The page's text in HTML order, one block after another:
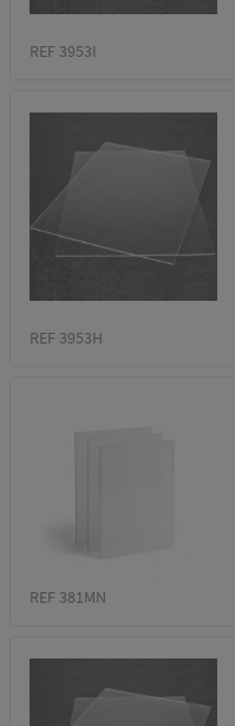
REF 3953I
REF 3953H
REF 381MN